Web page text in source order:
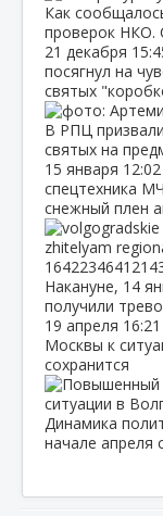
Как
проверок НКО.
21 декабря
посягнул на
святых
В РПЦ
святых на
15 января 12:02
спецтехника
снежный плен
Накануне, 14
получили
19 апреля 16:21
Москвы к
сохранится
Динамика
начале апреля